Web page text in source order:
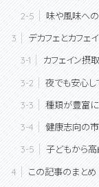
味や風味へ
デカフェとカフェ
カフェイン摂
夜でも安心し
種類が豊富
健康志向の
子どもから
この記事のまとめ